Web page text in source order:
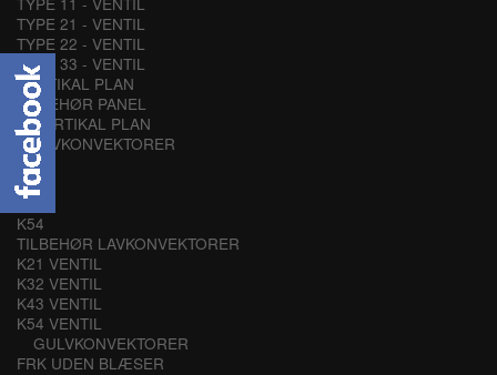
TYPE 21 - VENTIL
TYPE 22 - VENTIL
TYPE 33 - VENTIL
VERTIKAL PLAN
TILBEHØR PANEL
VERTIKAL PLAN
LAVKONVEKTORER
K21
K32
K43
K54
TILBEHØR LAVKONVEKTORER
K21 VENTIL
K32 VENTIL
K43 VENTIL
K54 VENTIL
GULVKONVEKTORER
FRK UDEN BLÆSER